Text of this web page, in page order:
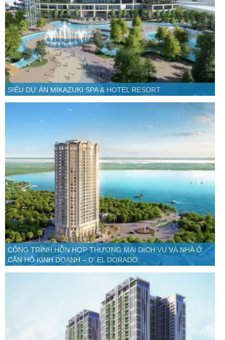
SIÊU DỰ ÁN MIKAZUKI SPA & HOTEL RESORT
CÔNG TRÌNH HỖN HỢP THƯƠNG MẠI DỊCH VỤ VÀ NHÀ Ở
CĂN HỘ KINH DOANH – D’.EL DORADO